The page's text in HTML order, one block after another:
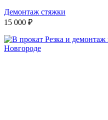
Демонтаж стяжки
15 000 ₽